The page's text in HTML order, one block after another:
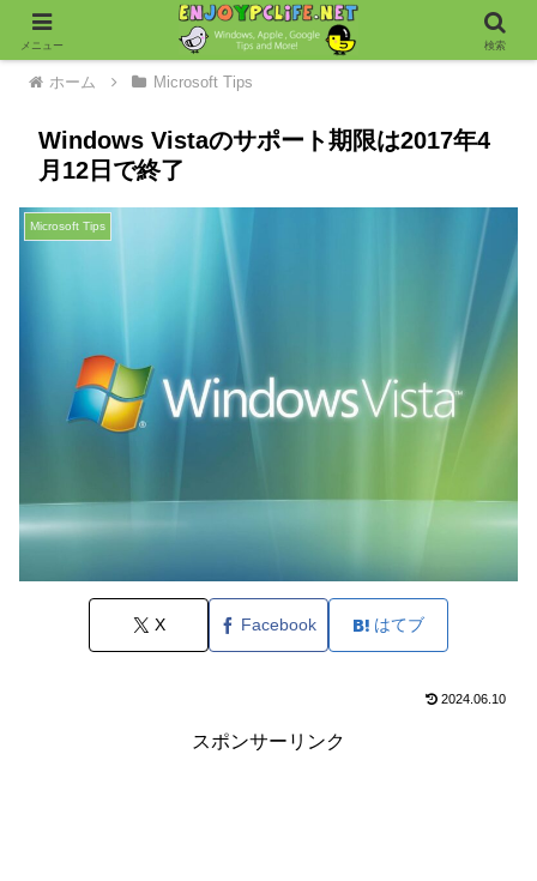
ホーム Microsoft Tips
Windows Vistaのサポート期限は2017年4
月12日で終了
Microsoft Tips
X Facebook はてブ
2024.06.10
スポンサーリンク
メニュー 検索